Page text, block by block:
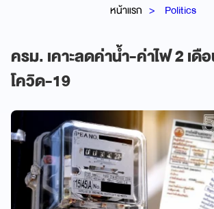
หน้าแรก Politics
ครม. เคาะลดค่าน้ำ-ค่าไฟ 2 เดื
โควิด-19